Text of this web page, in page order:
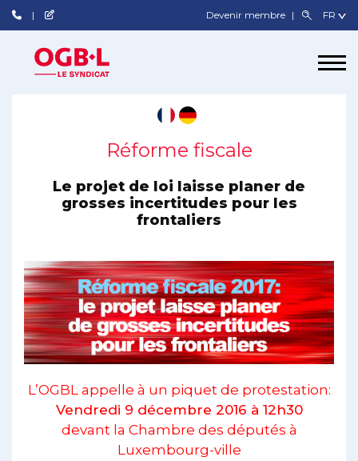
Devenir membre
Réforme fiscale
Le projet de loi laisse planer de
grosses incertitudes pour les
frontaliers
L’OGBL appelle à un piquet de protestation:
Vendredi 9 décembre 2016 à 12h30
devant la Chambre des députés à
Luxembourg-ville